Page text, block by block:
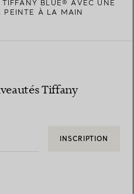
BLUE® AVEC UNE
PEINTE À LA MAIN
Tiffany
INSCRIPTION